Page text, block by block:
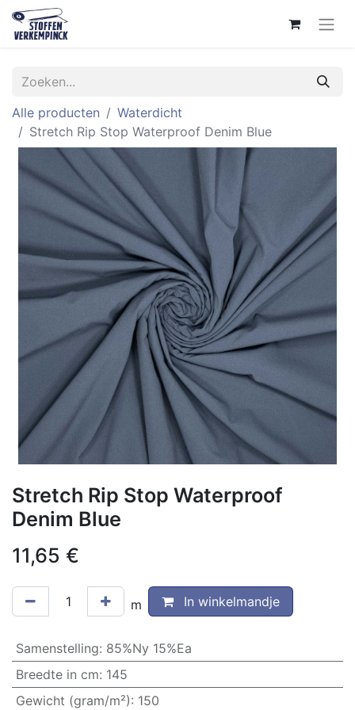
Alle producten
Waterdicht
Stretch Rip Stop Waterproof Denim Blue
Stretch Rip Stop Waterproof
Denim Blue
11,65 €
m In winkelmandje
Samenstelling: 85%Ny 15%Ea
Breedte in cm: 145
Gewicht (gram/m²): 150